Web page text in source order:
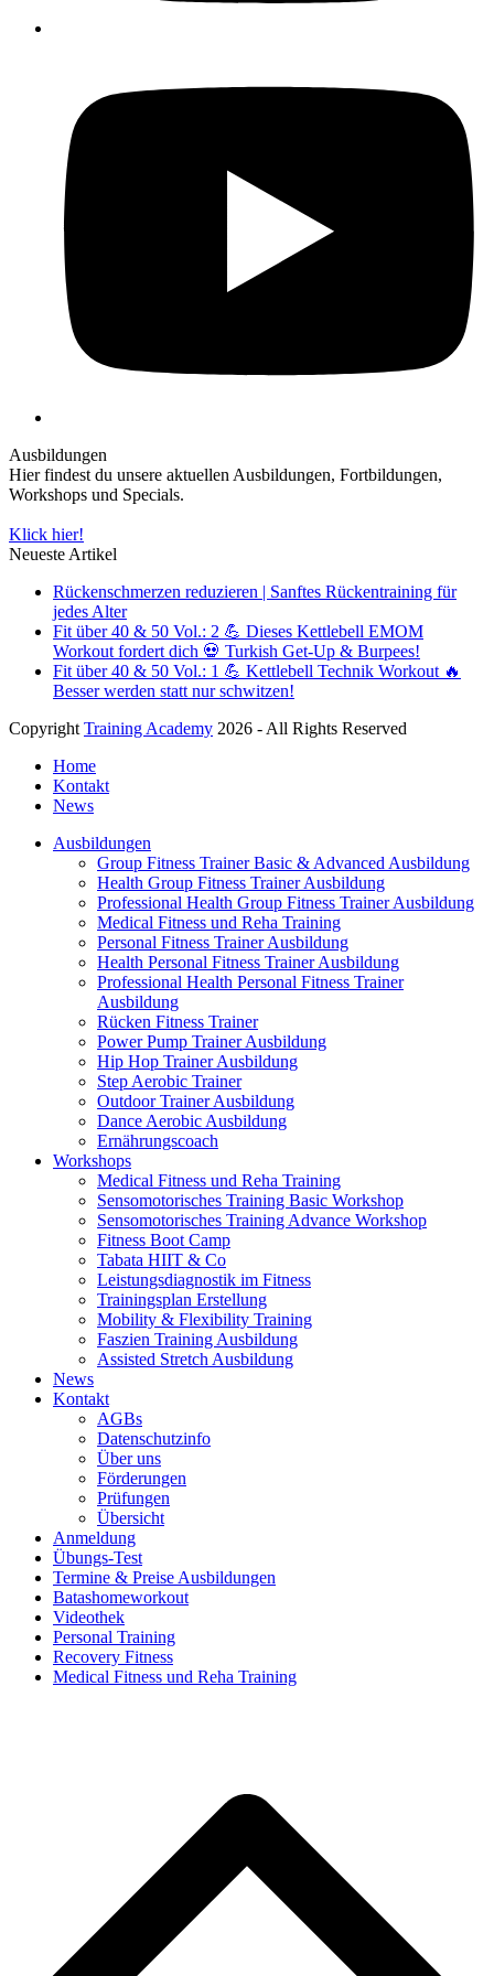
Ausbildungen
Hier findest du unsere aktuellen Ausbildungen, Fortbildungen,
Workshops und Specials.
Klick hier!
Neueste Artikel
Rückenschmerzen reduzieren | Sanftes Rückentraining für
jedes Alter
Fit über 40 & 50 Vol.: 2 💪 Dieses Kettlebell EMOM
Workout fordert dich 💀 Turkish Get-Up & Burpees!
Fit über 40 & 50 Vol.: 1 💪 Kettlebell Technik Workout 🔥
Besser werden statt nur schwitzen!
Copyright Training Academy 2026 - All Rights Reserved
Home
Kontakt
News
Ausbildungen
Group Fitness Trainer Basic & Advanced Ausbildung
Health Group Fitness Trainer Ausbildung
Professional Health Group Fitness Trainer Ausbildung
Medical Fitness und Reha Training
Personal Fitness Trainer Ausbildung
Health Personal Fitness Trainer Ausbildung
Professional Health Personal Fitness Trainer
Ausbildung
Rücken Fitness Trainer
Power Pump Trainer Ausbildung
Hip Hop Trainer Ausbildung
Step Aerobic Trainer
Outdoor Trainer Ausbildung
Dance Aerobic Ausbildung
Ernährungscoach
Workshops
Medical Fitness und Reha Training
Sensomotorisches Training Basic Workshop
Sensomotorisches Training Advance Workshop
Fitness Boot Camp
Tabata HIIT & Co
Leistungsdiagnostik im Fitness
Trainingsplan Erstellung
Mobility & Flexibility Training
Faszien Training Ausbildung
Assisted Stretch Ausbildung
News
Kontakt
AGBs
Datenschutzinfo
Über uns
Förderungen
Prüfungen
Übersicht
Anmeldung
Übungs-Test
Termine & Preise Ausbildungen
Batashomeworkout
Videothek
Personal Training
Recovery Fitness
Medical Fitness und Reha Training